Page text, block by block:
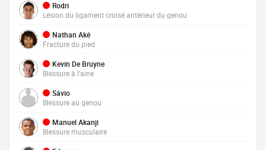
Rodri
Lésion du ligament croisé antérieur du genou
Nathan Aké
Fracture du pied
Kevin De Bruyne
Blessure à l'aine
Sávio
Blessure au genou
Manuel Akanji
Blessure musculaire